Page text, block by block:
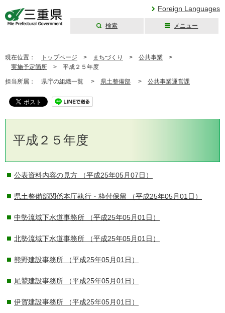
Foreign Languages
検索 メニュー
現在位置： トップページ > まちづくり > 公共事業 >
実施予定箇所 > 平成２５年度
担当所属： 県庁の組織一覧 > 県土整備部 > 公共事業運営課
平成２５年度
公表資料内容の見方 （平成25年05月07日）
県土整備部関係本庁執行・枠付保留 （平成25年05月01日）
中勢流域下水道事務所 （平成25年05月01日）
北勢流域下水道事務所 （平成25年05月01日）
熊野建設事務所 （平成25年05月01日）
尾鷲建設事務所 （平成25年05月01日）
伊賀建設事務所 （平成25年05月01日）